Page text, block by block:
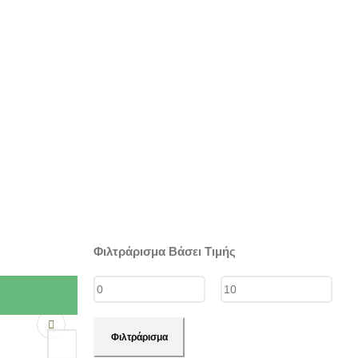
Φιλτράρισμα Βάσει Τιμής
Φιλτράρισμα